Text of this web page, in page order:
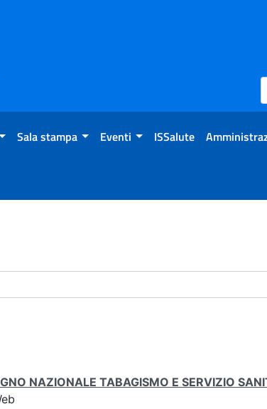
Sala stampa Eventi ISSalute
NAZIONALE TABAGISMO E SERVIZIO